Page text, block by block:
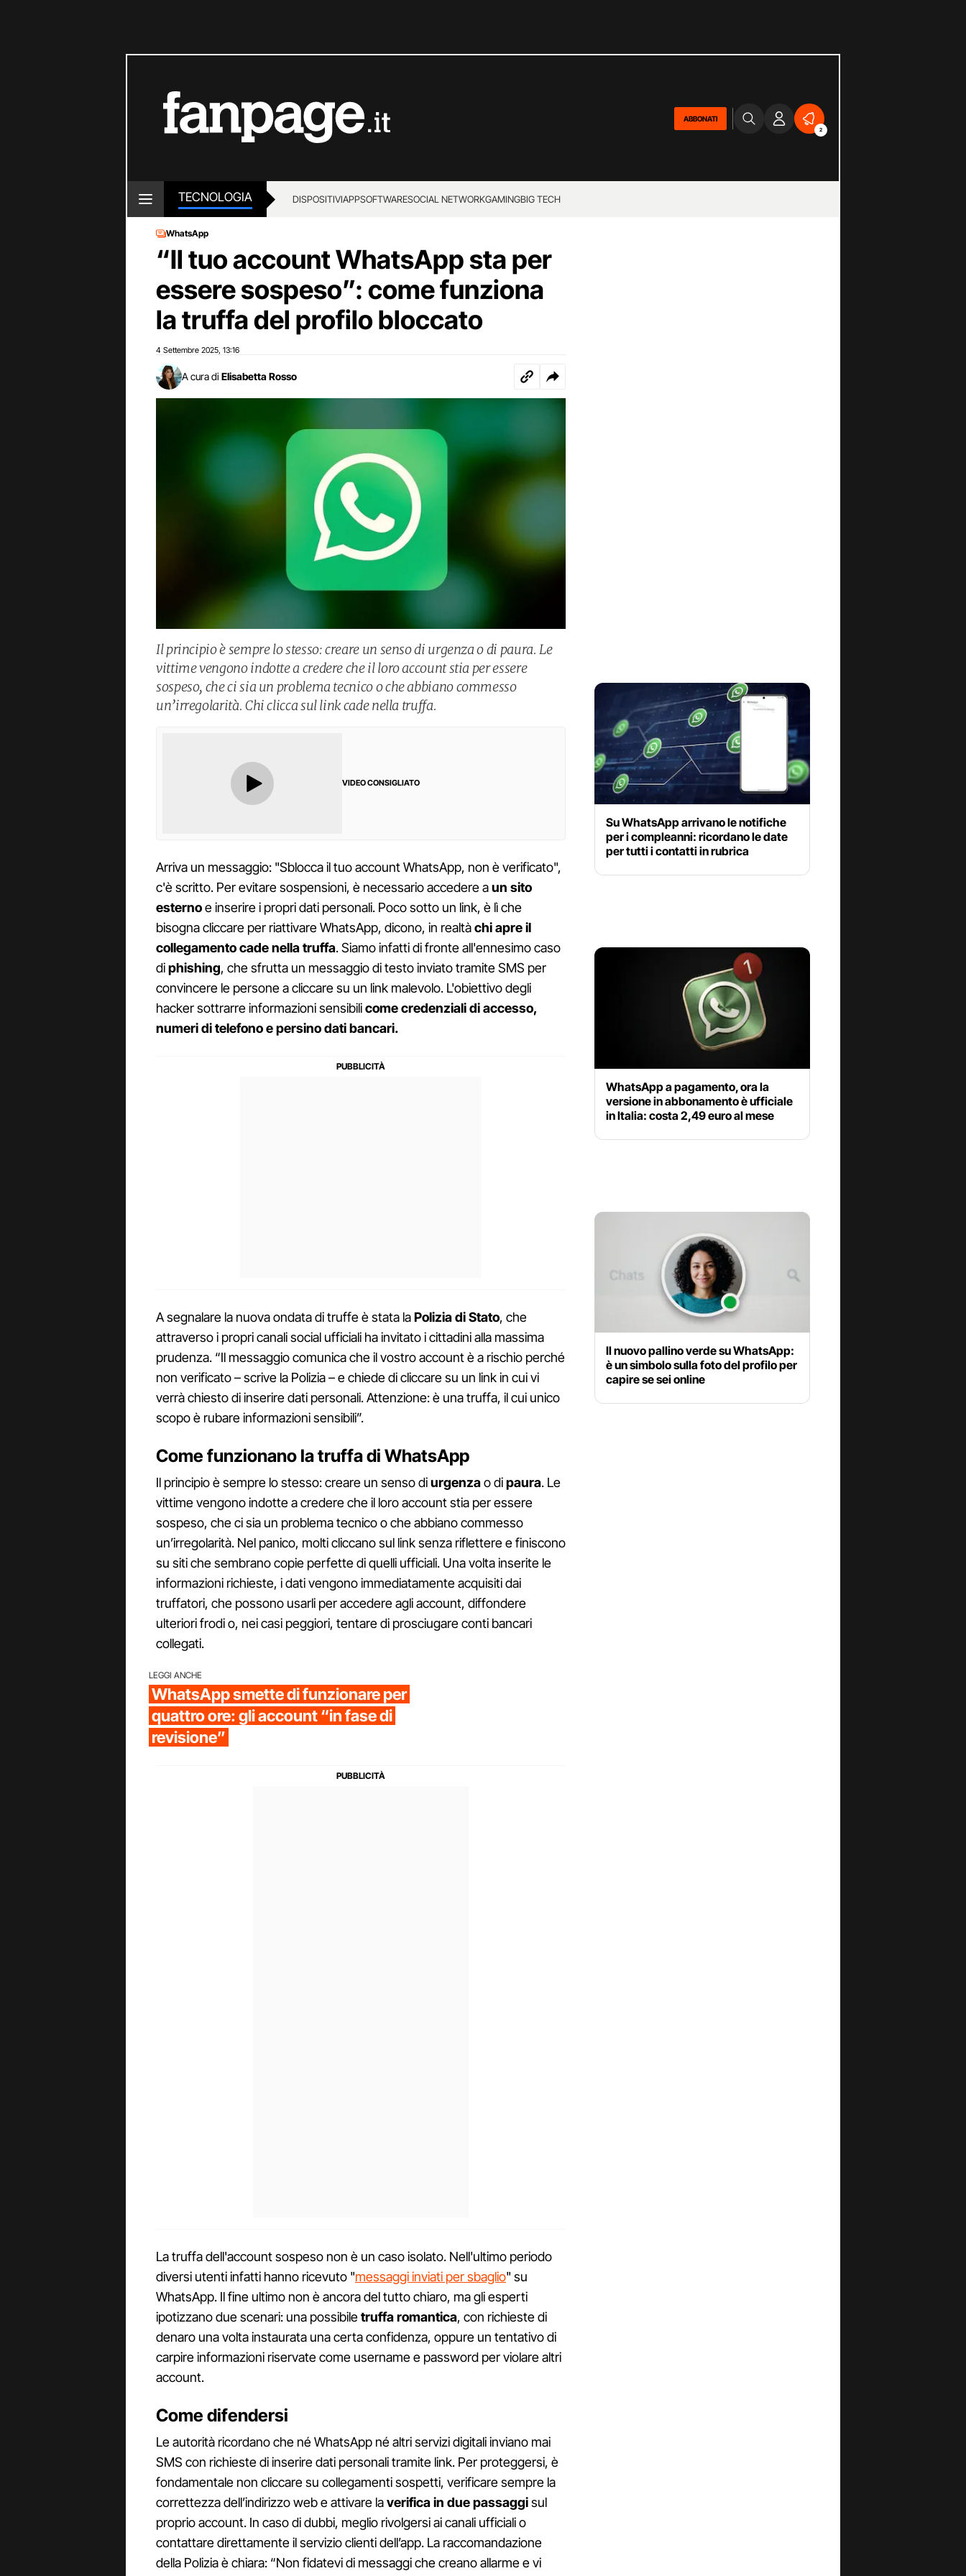
ABBONATI
2
TECNOLOGIA DISPOSITIVIAPPSOFTWARESOCIAL NETWORKGAMINGBIG TECH
WhatsApp
“Il tuo account WhatsApp sta per
essere sospeso”: come funziona
la truffa del profilo bloccato
4 Settembre 2025 13:16
A cura di Elisabetta Rosso
Il principio è sempre lo stesso: creare un senso di urgenza o di paura. Le
vittime vengono indotte a credere che il loro account stia per essere
sospeso, che ci sia un problema tecnico o che abbiano commesso
un’irregolarità. Chi clicca sul link cade nella truffa.
VIDEO CONSIGLIATO
Arriva un messaggio: "Sblocca il tuo account WhatsApp, non è verificato",
c'è scritto. Per evitare sospensioni, è necessario accedere aun sito
esternoe inserire i propri dati personali. Poco sotto un link, è lì che
bisogna cliccare per riattivare WhatsApp, dicono, in realtàchi apre il
collegamento cade nella truffa. Siamo infatti di fronte all'ennesimo caso
diphishing, che sfrutta un messaggio di testo inviato tramite SMS per
convincere le persone a cliccare su un link malevolo. L'obiettivo degli
hacker sottrarre informazioni sensibilicome credenziali di accesso,
numeri di telefono e persino dati bancari.
A segnalare la nuova ondata di truffe è stata laPolizia di Stato, che
attraverso i propri canali social ufficiali ha invitato i cittadini alla massima
prudenza. “Il messaggio comunica che il vostro account è a rischio perché
non verificato – scrive la Polizia – e chiede di cliccare su un link in cui vi
verrà chiesto di inserire dati personali. Attenzione: è una truffa, il cui unico
scopo è rubare informazioni sensibili”.
Come funzionano la truffa di WhatsApp
Il principio è sempre lo stesso: creare un senso diurgenzao dipaura. Le
vittime vengono indotte a credere che il loro account stia per essere
sospeso, che ci sia un problema tecnico o che abbiano commesso
un’irregolarità. Nel panico, molti cliccano sul link senza riflettere e finiscono
su siti che sembrano copie perfette di quelli ufficiali. Una volta inserite le
informazioni richieste, i dati vengono immediatamente acquisiti dai
truffatori, che possono usarli per accedere agli account, diffondere
ulteriori frodi o, nei casi peggiori, tentare di prosciugare conti bancari
collegati.
LEGGI ANCHE
WhatsApp smette di funzionare per
quattro ore: gli account “in fase di
revisione”
La truffa dell'account sospeso non è un caso isolato. Nell'ultimo periodo
diversi utenti infatti hanno ricevuto "messaggi inviati per sbaglio" su
WhatsApp. Il fine ultimo non è ancora del tutto chiaro, ma gli esperti
ipotizzano due scenari: una possibiletruffa romantica, con richieste di
denaro una volta instaurata una certa confidenza, oppure un tentativo di
carpire informazioni riservate come username e password per violare altri
account.
Come difendersi
Le autorità ricordano che né WhatsApp né altri servizi digitali inviano mai
SMS con richieste di inserire dati personali tramite link. Per proteggersi, è
fondamentale non cliccare su collegamenti sospetti, verificare sempre la
correttezza dell’indirizzo web e attivare laverifica in due passaggisul
proprio account. In caso di dubbi, meglio rivolgersi ai canali ufficiali o
contattare direttamente il servizio clienti dell’app. La raccomandazione
della Polizia è chiara: “Non fidatevi di messaggi che creano allarme e vi
Su WhatsApp arrivano le notifiche
per i compleanni: ricordano le date
per tutti i contatti in rubrica
WhatsApp a pagamento, ora la
versione in abbonamento è ufficiale
in Italia: costa 2,49 euro al mese
Il nuovo pallino verde su WhatsApp:
è un simbolo sulla foto del profilo per
capire se sei online